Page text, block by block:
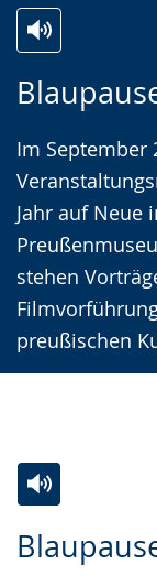
Im September
Jahr auf Neue
stehen
preußischen
Leichten
wechseln.
Audio-
Video
Deutscher
wird
angezeigt.
Leichten
Audio-
Video